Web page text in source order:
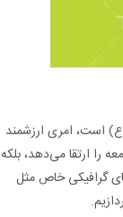
است، امری ارزشمند
را ارتقا می‌دهد، بلکه
گرافیکی خاص مثل